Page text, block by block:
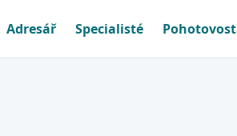
Adresář Specialisté Pohotovost